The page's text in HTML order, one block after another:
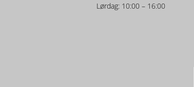
Lørdag: 10:00 – 16:00